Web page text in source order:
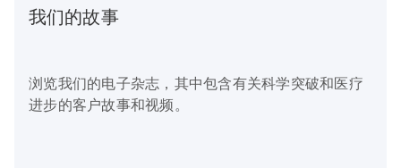
我们的故事
浏览我们的电子杂志，其中包含有关科学突破和医疗
进步的客户故事和视频。